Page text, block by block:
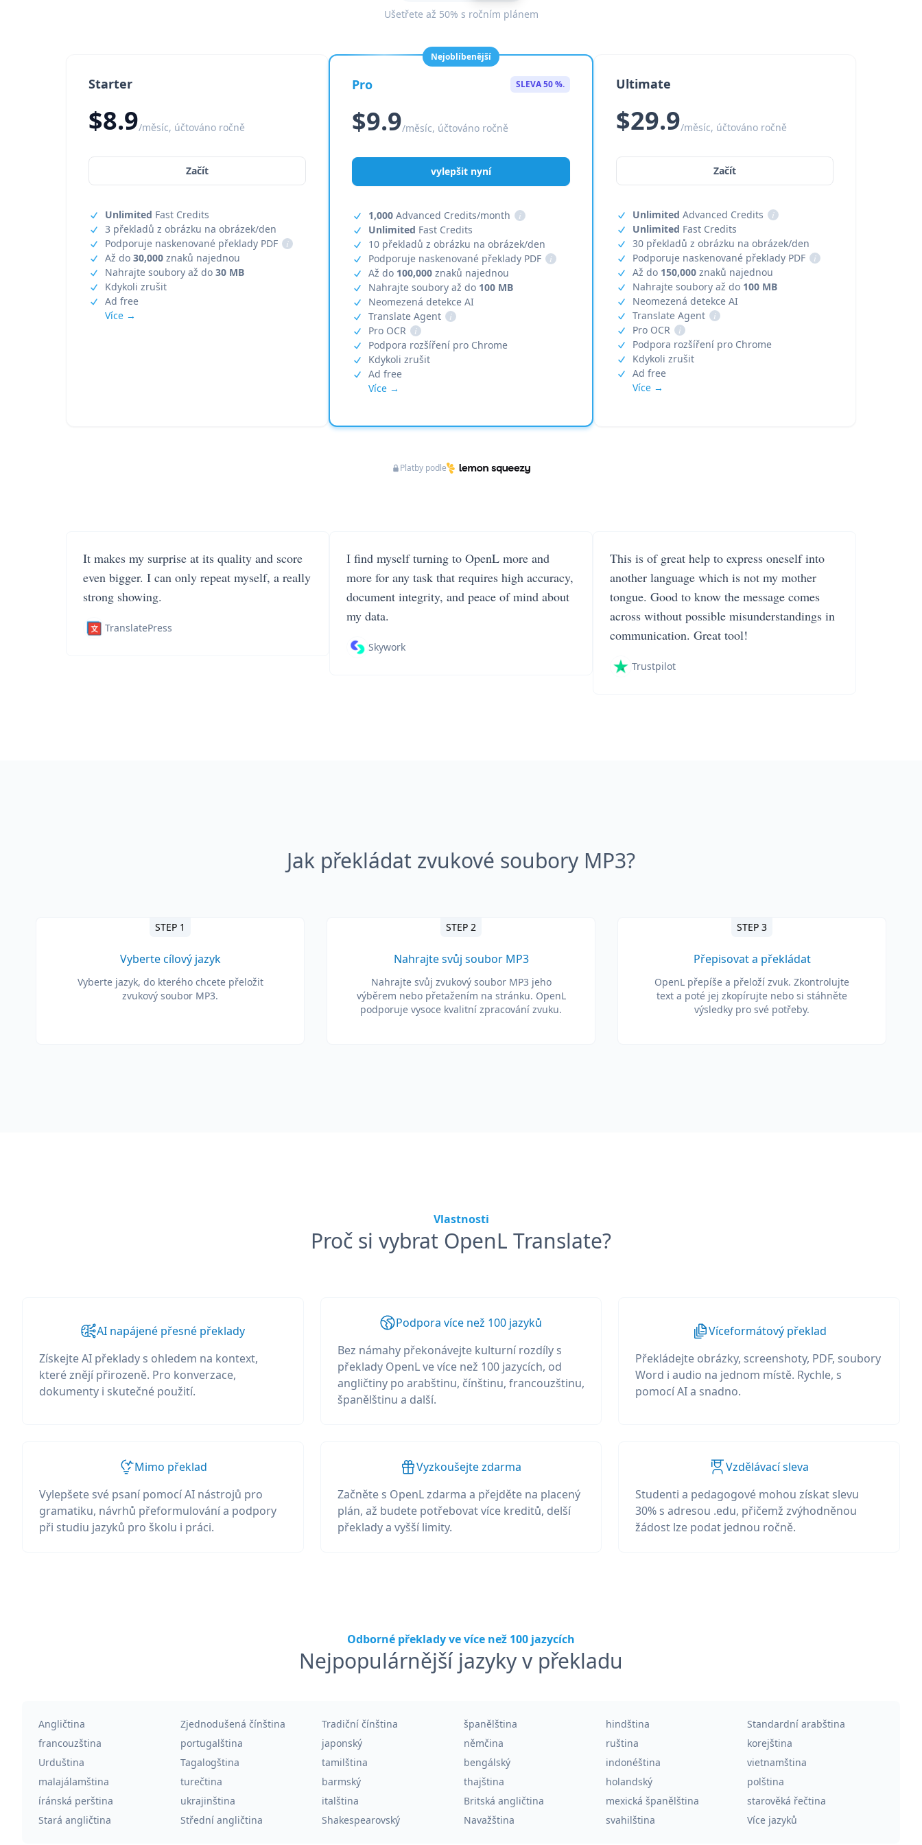
Ušetřete až 50% s ročním plánem
Starter
$8.9/měsíc, účtováno ročně
Začít
Unlimited Fast Credits
3 překladů z obrázku na obrázek/den
Podporuje naskenované překlady PDF
i
Až do 30,000 znaků najednou
Nahrajte soubory až do 30 MB
Kdykoli zrušit
Ad free
Více →
Nejoblíbenější
Pro SLEVA 50 %.
$9.9/měsíc, účtováno ročně
vylepšit nyní
1,000 Advanced Credits/month
i
Unlimited Fast Credits
10 překladů z obrázku na obrázek/den
Podporuje naskenované překlady PDF
i
Až do 100,000 znaků najednou
Nahrajte soubory až do 100 MB
Neomezená detekce AI
Translate Agent
i
Pro OCR
i
Podpora rozšíření pro Chrome
Kdykoli zrušit
Ad free
Více →
Ultimate
$29.9/měsíc, účtováno ročně
Začít
Unlimited Advanced Credits
i
Unlimited Fast Credits
30 překladů z obrázku na obrázek/den
Podporuje naskenované překlady PDF
i
Až do 150,000znaků najednou
Nahrajte soubory až do 100 MB
Neomezená detekce AI
Translate Agent
i
Pro OCR
i
Podpora rozšíření pro Chrome
Kdykoli zrušit
Ad free
Více →
Platby podle
It makes my surprise at its quality and score
even bigger. I can only repeat myself, a really
strong showing.
TranslatePress
I find myself turning to OpenL more and
more for any task that requires high accuracy,
document integrity, and peace of mind about
my data.
Skywork
This is of great help to express oneself into
another language which is not my mother
tongue. Good to know the message comes
across without possible misunderstandings in
communication. Great tool!
Trustpilot
Jak překládat zvukové soubory MP3?
STEP 1
Vyberte cílový jazyk
Vyberte jazyk, do kterého chcete přeložit
zvukový soubor MP3.
STEP 2
Nahrajte svůj soubor MP3
Nahrajte svůj zvukový soubor MP3 jeho
výběrem nebo přetažením na stránku. OpenL
podporuje vysoce kvalitní zpracování zvuku.
STEP 3
Přepisovat a překládat
OpenL přepíše a přeloží zvuk. Zkontrolujte
text a poté jej zkopírujte nebo si stáhněte
výsledky pro své potřeby.
Vlastnosti
Proč si vybrat OpenL Translate?
AI napájené přesné překlady
Získejte AI překlady s ohledem na kontext,
které znějí přirozeně. Pro konverzace,
dokumenty i skutečné použití.
Podpora více než 100 jazyků
Bez námahy překonávejte kulturní rozdíly s
překlady OpenL ve více než 100 jazycích, od
angličtiny po arabštinu, čínštinu, francouzštinu,
španělštinu a další.
Víceformátový překlad
Překládejte obrázky, screenshoty, PDF, soubory
Word i audio na jednom místě. Rychle, s
pomocí AI a snadno.
Mimo překlad
Vylepšete své psaní pomocí AI nástrojů pro
gramatiku, návrhů přeformulování a podpory
při studiu jazyků pro školu i práci.
Vyzkoušejte zdarma
Začněte s OpenL zdarma a přejděte na placený
plán, až budete potřebovat více kreditů, delší
překlady a vyšší limity.
Vzdělávací sleva
Studenti a pedagogové mohou získat slevu
30% s adresou .edu, přičemž zvýhodněnou
žádost lze podat jednou ročně.
Odborné překlady ve více než 100 jazycích
Nejpopulárnější jazyky v překladu
Angličtina Zjednodušená čínština Tradiční čínština španělština hindština
Standardní arabština
francouzština
portugalština japonský němčina ruština
korejština
Urduština
Tagalogština tamilština bengálský indonéština
vietnamština
malajálamština
turečtina barmský thajština holandský
polština
íránská perština
ukrajinština italština Britská angličtina mexická španělština
starověká řečtina
Stará angličtina
Střední angličtina Shakespearovský Navažština svahilština Více jazyků